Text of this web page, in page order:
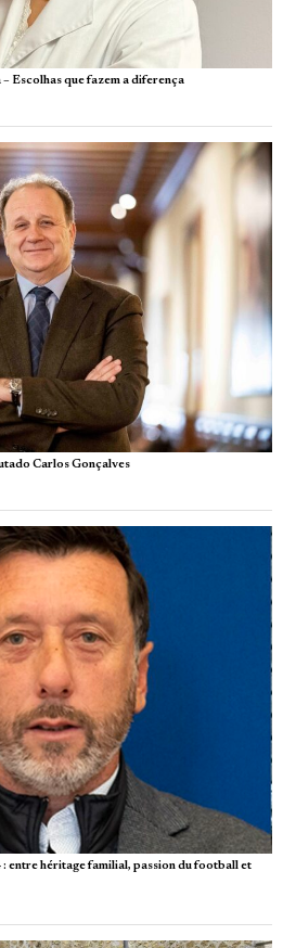
Escolhas que fazem a diferença
Carlos Gonçalves
entre héritage familial, passion du football et